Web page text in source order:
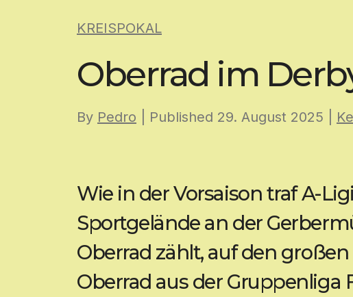
KREISPOKAL
Oberrad im
By Pedro | Published 29. August 2025
Wie in der Vorsaison traf A-
Sportgelände an der
Oberrad zählt, auf den
Oberrad aus der Gruppenliga